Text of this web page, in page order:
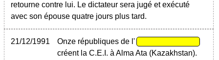
retourne contre lui. Le dictateur sera jugé et exécuté
avec son épouse quatre jours plus tard.
21/12/1991
Onze républiques de l'
créent la C.E.I. à Alma Ata (Kazakhstan).